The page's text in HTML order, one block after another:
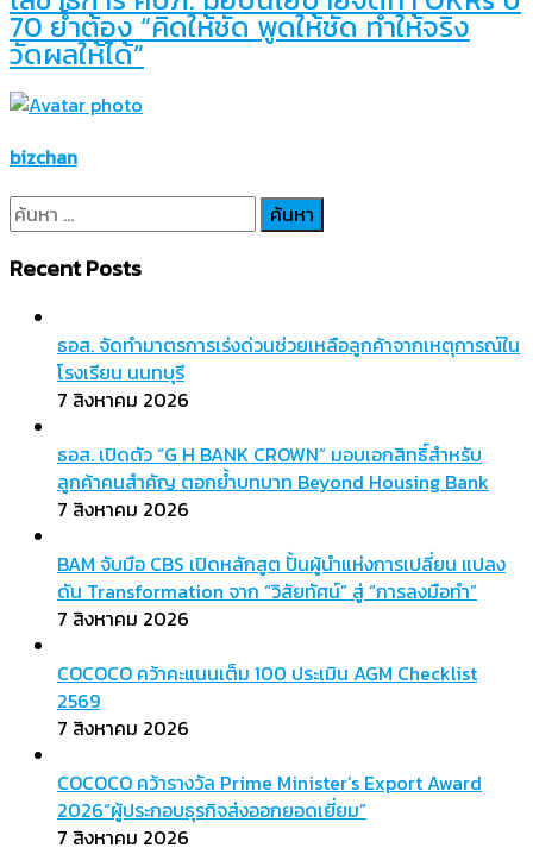
70 ย้ำต้อง “คิดให้ชัด พูดให้ชัด ทำให้จริง
วัดผลให้ได้”
bizchan
ค้นหา
สำหรับ:
Recent Posts
ธอส. จัดทำมาตรการเร่งด่วนช่วยเหลือลูกค้าจากเหตุการณ์ใน
โรงเรียน นนทบุรี
7 สิงหาคม 2026
ธอส. เปิดตัว “G H BANK CROWN” มอบเอกสิทธิ์สำหรับ
ลูกค้าคนสำคัญ ตอกย้ำบทบาท Beyond Housing Bank
7 สิงหาคม 2026
BAM จับมือ CBS เปิดหลักสูต ปั้นผู้นำแห่งการเปลี่ยน แปลง
ดัน Transformation จาก “วิสัยทัศน์” สู่ “การลงมือทำ”
7 สิงหาคม 2026
COCOCO คว้าคะแนนเต็ม 100 ประเมิน AGM Checklist
2569
7 สิงหาคม 2026
COCOCO คว้ารางวัล Prime Minister’s Export Award
2026“ผู้ประกอบธุรกิจส่งออกยอดเยี่ยม”
7 สิงหาคม 2026